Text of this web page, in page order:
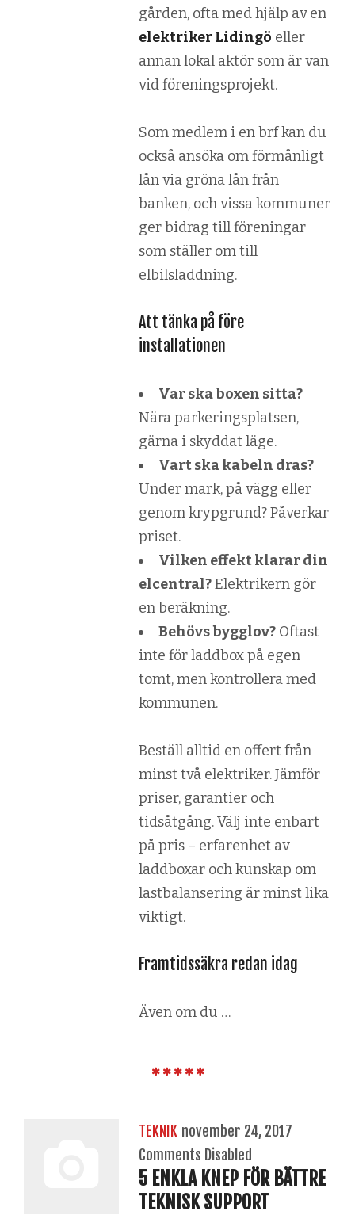
gården, ofta med hjälp av en
elektriker Lidingö eller
annan lokal aktör som är van
vid föreningsprojekt.
Som medlem i en brf kan du
också ansöka om förmånligt
lån via gröna lån från
banken, och vissa kommuner
ger bidrag till föreningar
som ställer om till
elbilsladdning.
Att tänka på före
installationen
Var ska boxen sitta?
Nära parkeringsplatsen,
gärna i skyddat läge.
Vart ska kabeln dras?
Under mark, på vägg eller
genom krypgrund? Påverkar
priset.
Vilken effekt klarar din
elcentral?Elektrikern gör
en beräkning.
Behövs bygglov? Oftast
inte för laddbox på egen
tomt, men kontrollera med
kommunen.
Beställ alltid en offert från
minst två elektriker. Jämför
priser, garantier och
tidsåtgång. Välj inte enbart
på pris – erfarenhet av
laddboxar och kunskap om
lastbalansering är minst lika
viktigt.
Framtidssäkra redan idag
Även om du …
TEKNIK november 24, 2017
Comments Disabled
5 ENKLA KNEP FÖR BÄTTRE
TEKNISK SUPPORT